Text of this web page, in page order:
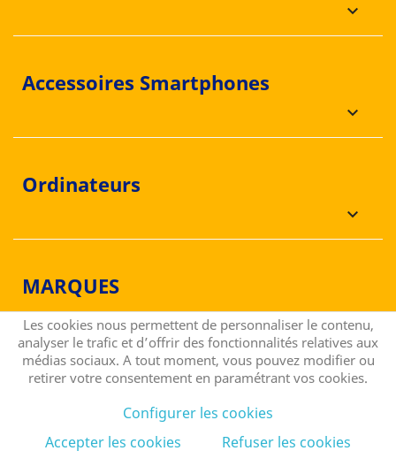
Les cookies nous permettent de personnaliser le contenu,
analyser le trafic et d’offrir des fonctionnalités relatives aux
médias sociaux. A tout moment, vous pouvez modifier ou
retirer votre consentement en paramétrant vos cookies.
Configurer les cookies
Accepter les cookies
Refuser les cookies
keyboard_arrow_down
Accessoires Smartphones
keyboard_arrow_down
Ordinateurs
keyboard_arrow_down
MARQUES
keyboard_arrow_down
www.seroo.frest le spécialiste sur Internet de la vente
d'ordinateurs PC pas chers (Dell, HP, Lenovo, ...)
reconditionnés. Magasins dans le 38 (La Tour du Pin,
Morestel, ..) pour la réparation de PC et téléphones,
assemblage d'ordinateurs pour gamer (fixes et portable),
matériel informatique de choix.